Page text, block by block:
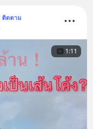
ติดตาม
1:11